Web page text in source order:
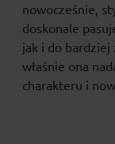
nowocześnie,
doskonale
jak i do bardziej
właśnie ona
charakteru i